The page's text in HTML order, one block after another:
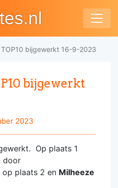
TOP10 bijgewerkt 16-9-2023
bijgewerkt
2023
Op plaats 1
door
op plaats 2 en Milheeze